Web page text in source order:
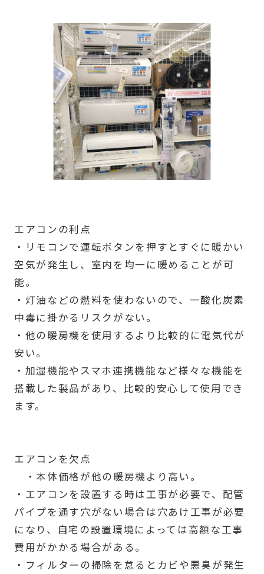
エアコンの利点
・リモコンで運転ボタンを押すとすぐに暖かい
空気が発生し、室内を均一に暖めることが可
能。
・灯油などの燃料を使わないので、一酸化炭素
中毒に掛かるリスクがない。
・他の暖房機を使用するより比較的に電気代が
安い。
・加湿機能やスマホ連携機能など様々な機能を
搭載した製品があり、比較的安心して使用でき
ます。
エアコンを欠点
・本体価格が他の暖房機より高い。
・エアコンを設置する時は工事が必要で、配管
パイプを通す穴がない場合は穴あけ工事が必要
になり、自宅の設置環境によっては高額な工事
費用がかかる場合がある。
・フィルターの掃除を怠るとカビや悪臭が発生